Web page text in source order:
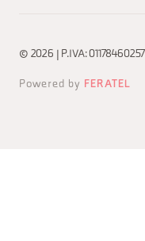
© 2026 | P.IVA: 01178460257
Powered by FERATEL